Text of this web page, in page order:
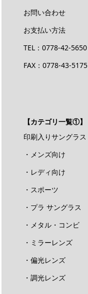
お問い合わせ
お支払い方法
TEL：0778-42-5650
FAX：0778-43-5175
【カテゴリ一覧①】
印刷入りサングラス
・メンズ向け
・レディ向け
・スポーツ
・プラ サングラス
・メタル・コンビ
・ミラーレンズ
・偏光レンズ
・調光レンズ